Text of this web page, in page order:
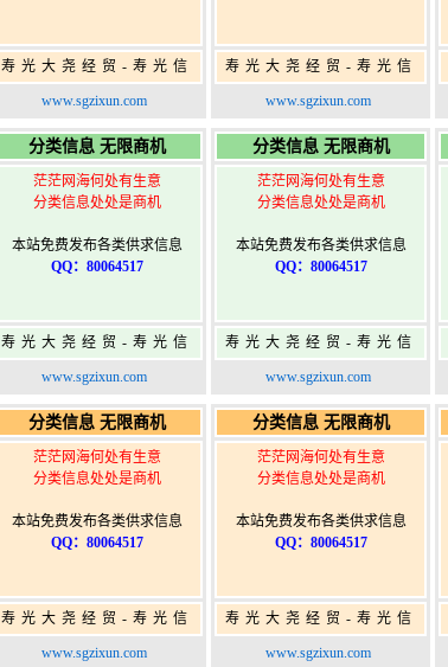
寿光大尧经贸-寿光信
息网-免费信息发布网-
www.sgzixun.com
寿光大尧经贸-寿光信
息网-免费信息发布网-
www.sgzixun.com
分类信息 无限商机
茫茫网海何处有生意
分类信息处处是商机
本站免费发布各类供求信息
QQ：80064517
寿光大尧经贸-寿光信
息网-免费信息发布网-
www.sgzixun.com
分类信息 无限商机
茫茫网海何处有生意
分类信息处处是商机
本站免费发布各类供求信息
QQ：80064517
寿光大尧经贸-寿光信
息网-免费信息发布网-
www.sgzixun.com
分类信息 无限商机
茫茫网海何处有生意
分类信息处处是商机
本站免费发布各类供求信息
QQ：80064517
寿光大尧经贸-寿光信
息网-免费信息发布网-
www.sgzixun.com
分类信息 无限商机
茫茫网海何处有生意
分类信息处处是商机
本站免费发布各类供求信息
QQ：80064517
寿光大尧经贸-寿光信
息网-免费信息发布网-
www.sgzixun.com